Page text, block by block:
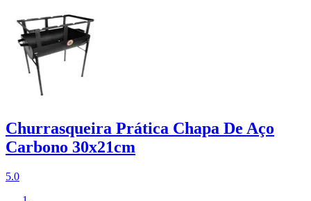
Churrasqueira Prática Chapa De Aço
Carbono 30x21cm
5.0